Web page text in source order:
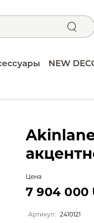
NEW
Цена
7 904 000
Артикул: 2410121